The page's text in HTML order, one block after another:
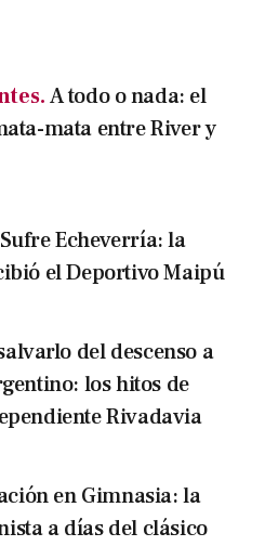
A todo o nada: el
mata entre River y
Sufre Echeverría: la
el Deportivo Maipú
del descenso a
los hitos de
Rivadavia
en Gimnasia: la
a días del clásico